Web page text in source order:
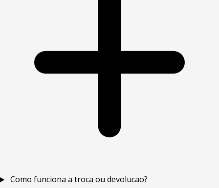
Como funciona a troca ou devolucao?